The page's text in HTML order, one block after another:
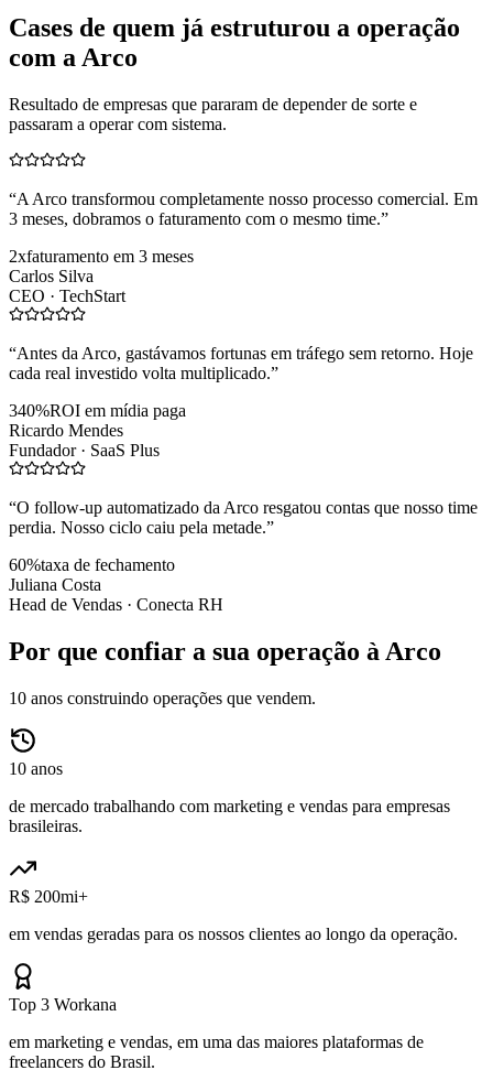
Cases de quem já estruturou a operação
com a Arco
Resultado de empresas que pararam de depender de sorte e
passaram a operar com sistema.
“A Arco transformou completamente nosso processo comercial. Em
3 meses, dobramos o faturamento com o mesmo time.”
2xfaturamento em 3 meses
Carlos Silva
CEO · TechStart
“Antes da Arco, gastávamos fortunas em tráfego sem retorno. Hoje
cada real investido volta multiplicado.”
340%ROI em mídia paga
Ricardo Mendes
Fundador · SaaS Plus
“O follow-up automatizado da Arco resgatou contas que nosso time
perdia. Nosso ciclo caiu pela metade.”
60%taxa de fechamento
Juliana Costa
Head de Vendas · Conecta RH
Por que confiar a sua operação à Arco
10 anos construindo operações que vendem.
10 anos
de mercado trabalhando com marketing e vendas para empresas
brasileiras.
R$ 200mi+
em vendas geradas para os nossos clientes ao longo da operação.
Top 3 Workana
em marketing e vendas, em uma das maiores plataformas de
freelancers do Brasil.